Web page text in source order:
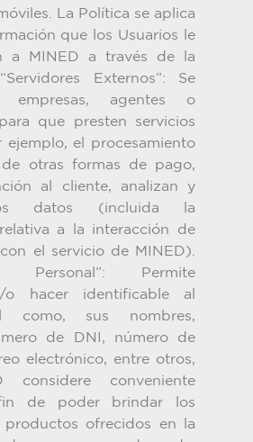
La Política se aplica
que los Usuarios le
a MINED a través de la
Externos”: Se
empresas, agentes o
que presten servicios
ejemplo, el procesamiento
otras formas de pago,
al cliente, analizan y
datos (incluida la
a la interacción de
el servicio de MINED).
Personal”: Permite
o hacer identificable al
como, sus nombres,
de DNI, número de
electrónico, entre otros,
considere conveniente
de poder brindar los
productos ofrecidos en la